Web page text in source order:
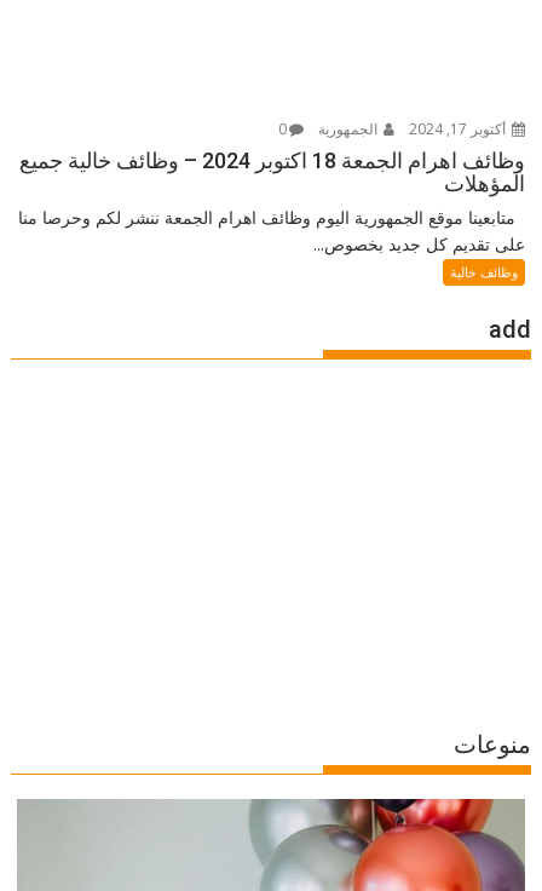
أكتوبر 17, 2024 الجمهورية 0
وظائف اهرام الجمعة 18 اكتوبر 2024 – وظائف خالية جميع
المؤهلات
متابعينا موقع الجمهورية اليوم وظائف اهرام الجمعة ننشر لكم وحرصا منا
على تقديم كل جديد بخصوص...
وظائف خالية
add
منوعات